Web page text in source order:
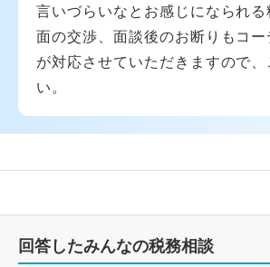
言いづらいなとお感じになられ
面の交渉、面談後のお断りもコ
が対応させていただきますので、
い。
回答したみんなの税務相談